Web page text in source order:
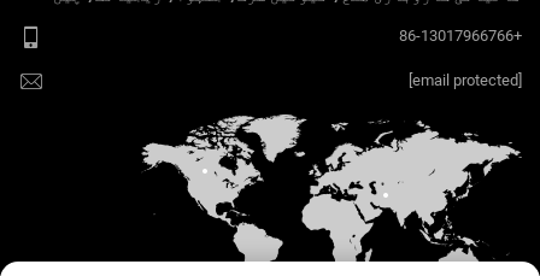
+86-13017966766